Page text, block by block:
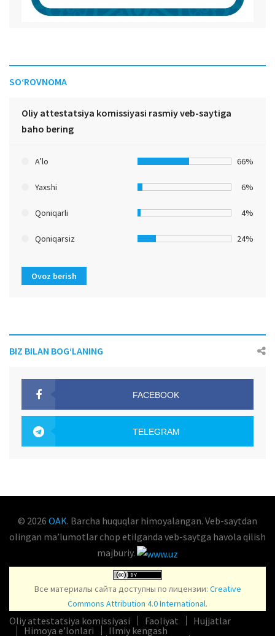
SO‘ROVNOMA
Oliy attestatsiya komissiyasi rasmiy veb-saytiga
baho bering
A’lo 66%
Yaxshi 6%
Qoniqarli 4%
Qoniqarsiz 24%
Ovoz berish
BIZ BILAN BOG‘LANING
FACEBOOK
TELEGRAM
© 2026 OAK. Barcha huquqlar himoyalangan. Veb-saytdan
olingan maʼlumotlar chop etilganda veb-saytga havola qilish
majburiy.
Все материалы сайта доступны по лицензии: Creative
Commons Attribution 4.0 International.
Oliy attestatsiya komissiyasi Faoliyat
Hujjatlar
Himoya e’lonlari
Ilmiy kengash